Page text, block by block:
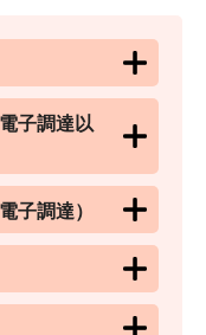
子調達以
子調達）